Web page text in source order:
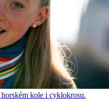
kole i cyklokrosu.